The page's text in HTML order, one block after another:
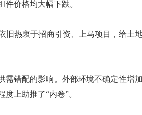
件价格均大幅下跌。
热衷于招商引资、上马项目，给土
错配的影响。外部环境不确定性增
上助推了“内卷”。